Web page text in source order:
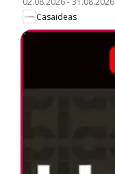
Casaideas